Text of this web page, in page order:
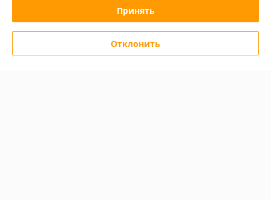
Политика обработки cookies
Сайт создан на платформе Deal.by
Принять
Отклонить